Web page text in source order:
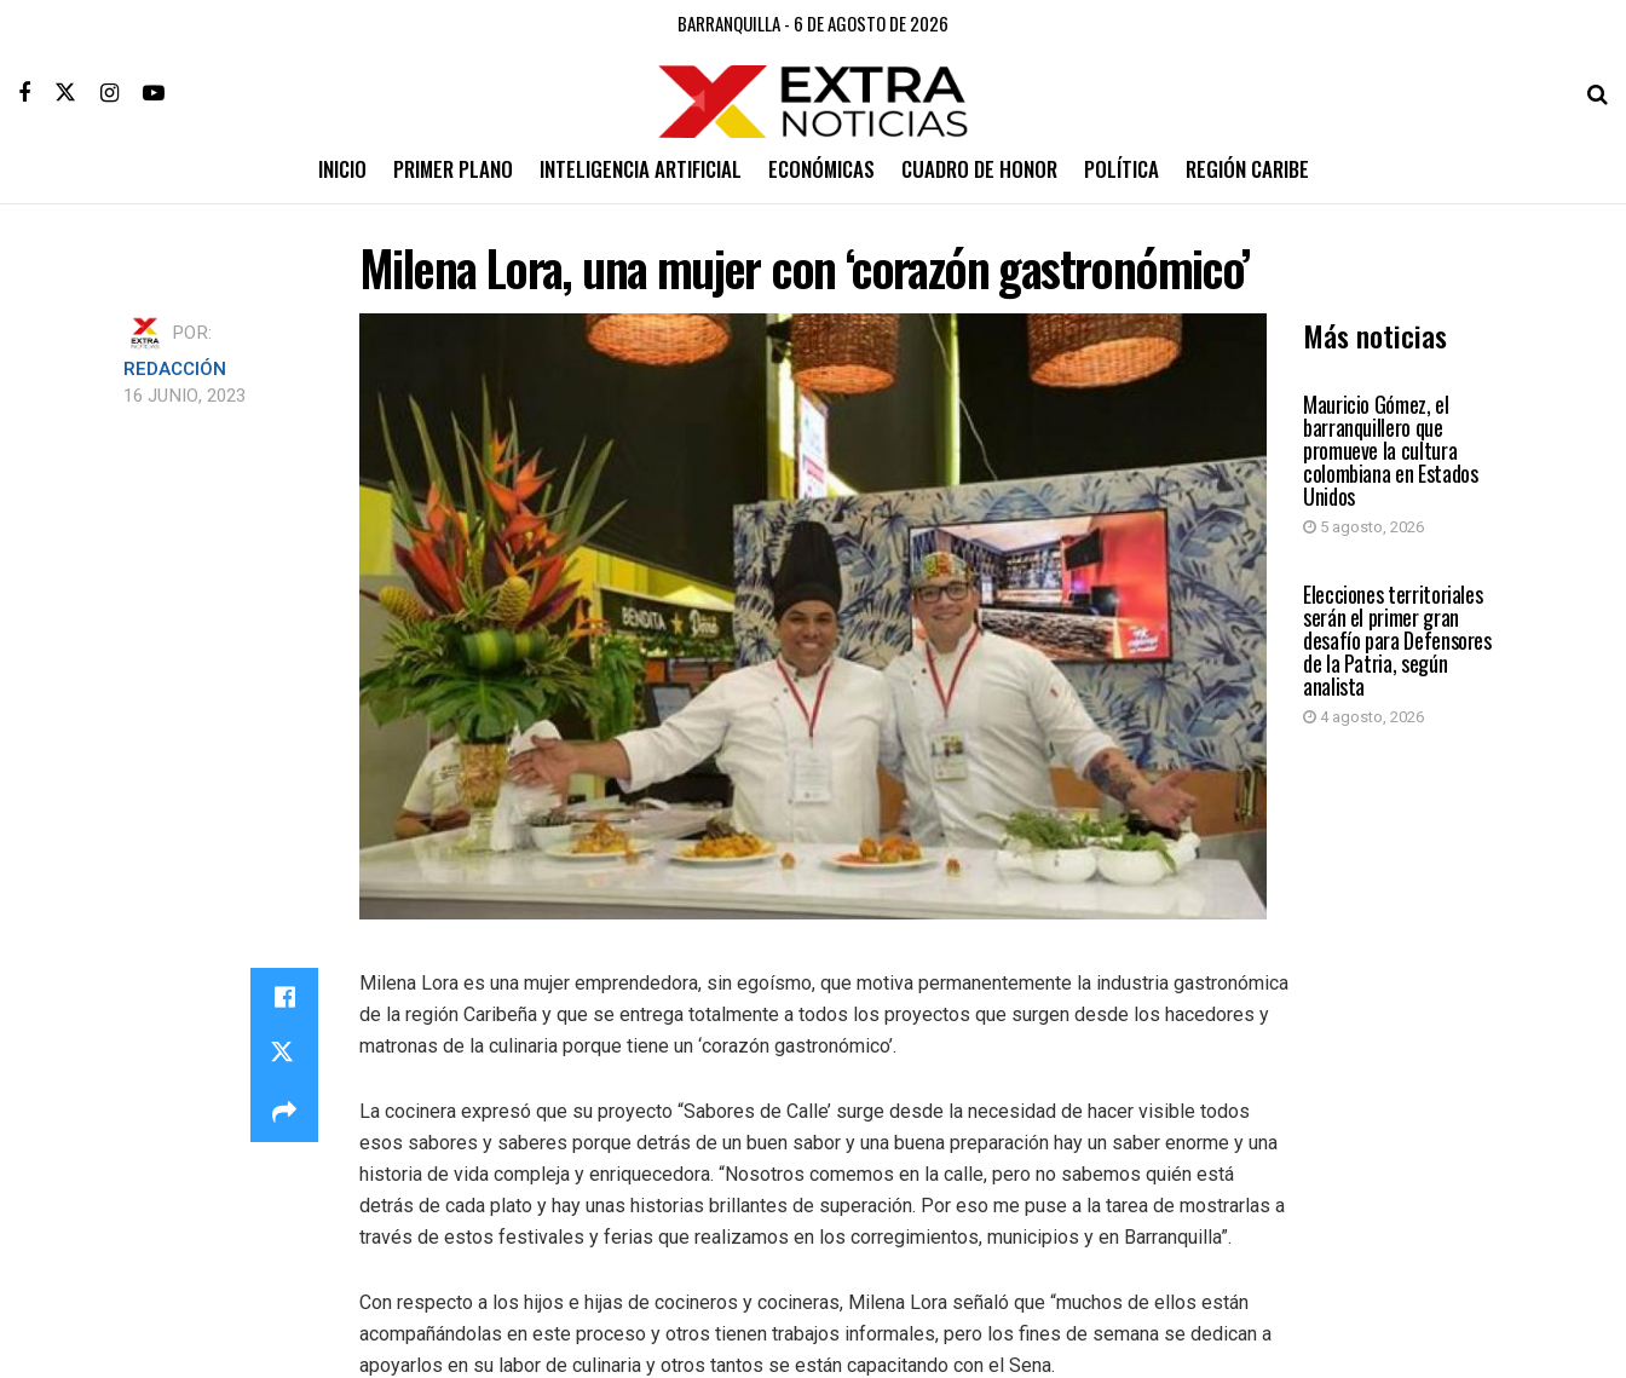
BARRANQUILLA - 6 DE AGOSTO DE 2026
INICIO PRIMER PLANO INTELIGENCIA ARTIFICIAL ECONÓMICAS CUADRO DE HONOR POLÍTICA REGIÓN CARIBE
Milena Lora, una mujer con ‘corazón gastronómico’
POR:
REDACCIÓN
16 JUNIO, 2023
Más noticias
PRIMER PLANO
Mauricio Gómez, el
barranquillero que
promueve la cultura
colombiana en Estados
Unidos
5 agosto, 2026
PRIMER PLANO
Elecciones territoriales
serán el primer gran
desafío para Defensores
de la Patria, según
analista
4 agosto, 2026
Milena Lora es una mujer emprendedora, sin egoísmo, que motiva permanentemente la industria gastronómica
de la región Caribeña y que se entrega totalmente a todos los proyectos que surgen desde los hacedores y
matronas de la culinaria porque tiene un ‘corazón gastronómico’.
La cocinera expresó que su proyecto “Sabores de Calle’ surge desde la necesidad de hacer visible todos
esos sabores y saberes porque detrás de un buen sabor y una buena preparación hay un saber enorme y una
historia de vida compleja y enriquecedora. “Nosotros comemos en la calle, pero no sabemos quién está
detrás de cada plato y hay unas historias brillantes de superación. Por eso me puse a la tarea de mostrarlas a
través de estos festivales y ferias que realizamos en los corregimientos, municipios y en Barranquilla”.
Con respecto a los hijos e hijas de cocineros y cocineras, Milena Lora señaló que “muchos de ellos están
acompañándolas en este proceso y otros tienen trabajos informales, pero los fines de semana se dedican a
apoyarlos en su labor de culinaria y otros tantos se están capacitando con el Sena.